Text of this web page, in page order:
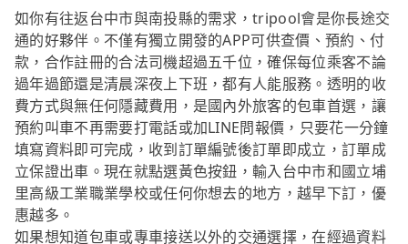
如你有往返台中市與南投縣的需求，tripool會是你長途交
通的好夥伴。不僅有獨立開發的APP可供查價、預約、付
款，合作註冊的合法司機超過五千位，確保每位乘客不論
過年過節還是清晨深夜上下班，都有人能服務。透明的收
費方式與無任何隱藏費用，是國內外旅客的包車首選，讓
預約叫車不再需要打電話或加LINE問報價，只要花一分鐘
填寫資料即可完成，收到訂單編號後訂單即成立，訂單成
立保證出車。現在就點選黃色按鈕，輸入台中市和國立埔
里高級工業職業學校或任何你想去的地方，越早下訂，優
惠越多。
如果想知道包車或專車接送以外的交通選擇，在經過資料